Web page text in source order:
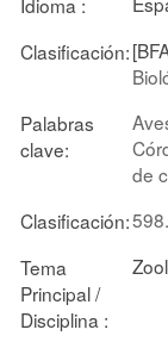
Clasificación:
Palabras
clave:
de
Clasificación:
Tema
Principal /
Disciplina :